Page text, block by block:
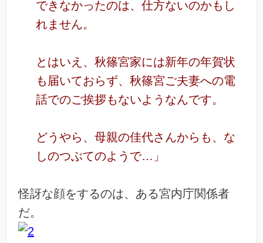
できなかったのは、仕方ないのかもし
れません。
とはいえ、秋篠宮家には新年の年賀状
も届いておらず、秋篠宮ご夫妻への電
話でのご挨拶もないようなんです。
どうやら、母親の佳代さんからも、な
しのつぶてのようで…」
怪訝な顔をするのは、ある宮内庁関係者
だ。